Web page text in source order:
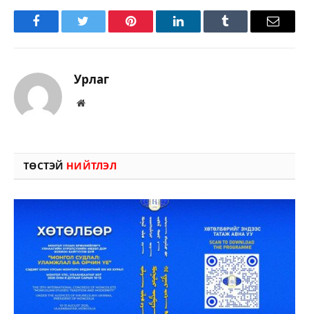
FacebookTwitter Pinterest LinkedInTumblr Имэйл
Урлаг
Вэбсайт
ТӨСТЭЙ НИЙТЛЭЛ